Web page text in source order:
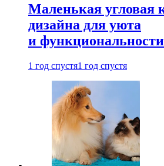
Маленькая угловая
дизайна для уюта
и функциональности
1 год спустя1 год спустя